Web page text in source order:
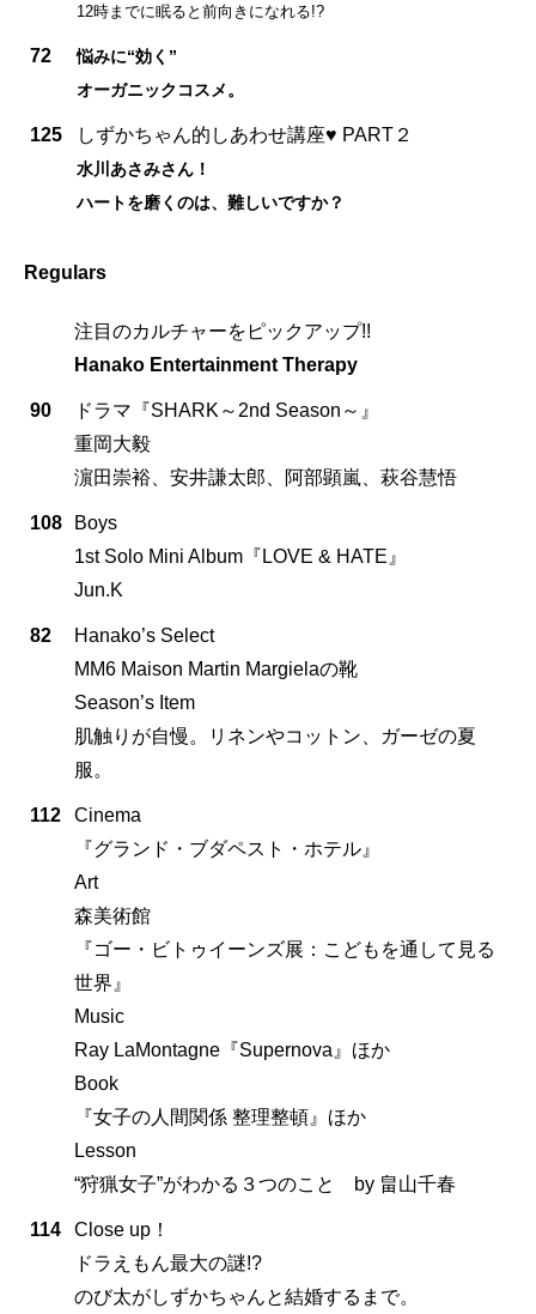
12時までに眠ると前向きになれる!?
72
悩みに“効く”
オーガニックコスメ。
125 しずかちゃん的しあわせ講座♥ PART２
水川あさみさん！
ハートを磨くのは、難しいですか？
Regulars
注目のカルチャーをピックアップ!!
Hanako Entertainment Therapy
90
ドラマ『SHARK～2nd Season～』
重岡大毅
濵田崇裕、安井謙太郎、阿部顕嵐、萩谷慧悟
108
Boys
1st Solo Mini Album『LOVE & HATE』
Jun.K
82
Hanako’s Select
MM6 Maison Martin Margielaの靴
Season’s Item
肌触りが自慢。リネンやコットン、ガーゼの夏
服。
112
Cinema
『グランド・ブダペスト・ホテル』
Art
森美術館
『ゴー・ビトゥイーンズ展：こどもを通して見る
世界』
Music
Ray LaMontagne『Supernova』ほか
Book
『女子の人間関係 整理整頓』ほか
Lesson
“狩猟女子”がわかる３つのこと by 畠山千春
114
Close up！
ドラえもん最大の謎!?
のび太がしずかちゃんと結婚するまで。